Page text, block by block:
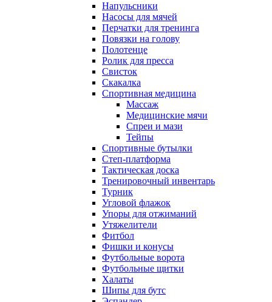
Напульсники
Насосы для мячей
Перчатки для тренинга
Повязки на голову
Полотенце
Ролик для пресса
Свисток
Скакалка
Спортивная медицина
Массаж
Медицинские мячи
Спреи и мази
Тейпы
Спортивные бутылки
Степ-платформа
Тактическая доска
Тренировочный инвентарь
Турник
Угловой флажок
Упоры для отжиманий
Утяжелители
Фитбол
Фишки и конусы
Футбольные ворота
Футбольные щитки
Халаты
Шипы для бутс